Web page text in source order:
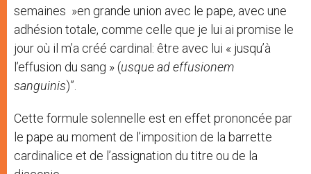
semaines »en grande union avec le pape, avec une
adhésion totale, comme celle que je lui ai promise le
jour où il m’a créé cardinal: être avec lui « jusqu’à
l’effusion du sang » (usque ad effusionem
sanguinis)”.
Cette formule solennelle est en effet prononcée par
le pape au moment de l’imposition de la barrette
cardinalice et de l’assignation du titre ou de la